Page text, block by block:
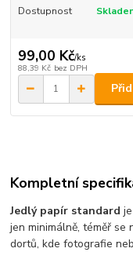
Dostupnost
99,00 Kč/ks
88,39 Kč bez DPH
Kompletní
Jedlý papír standard
jen minimálně, téměř se
dortů, kde fotografie